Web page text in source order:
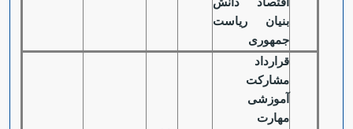
بنیان ریاست
جمهوری
قرارداد
مشارکت
آموزشی
مهارت